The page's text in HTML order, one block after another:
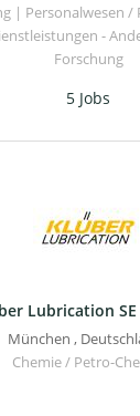
| Personalwesen
-
Forschung
5 Jobs
Lubrication SE
München ,
Chemie / Petro-